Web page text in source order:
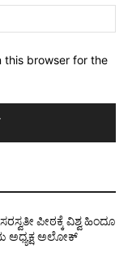
this browser for the
ಪೀಠಕ್ಕೆ ವಿಶ್ವ ಹಿಂದೂ
ಅಧ್ಯಕ್ಷ ಅಲೋಕ್